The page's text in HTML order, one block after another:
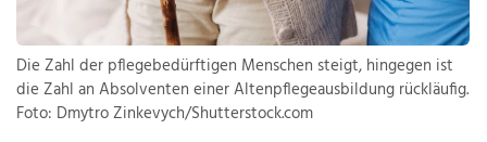
Die Zahl der pflegebedürftigen Menschen steigt, hingegen ist
die Zahl an Absolventen einer Altenpflegeausbildung rückläufig.
Foto: Dmytro Zinkevych/Shutterstock.com